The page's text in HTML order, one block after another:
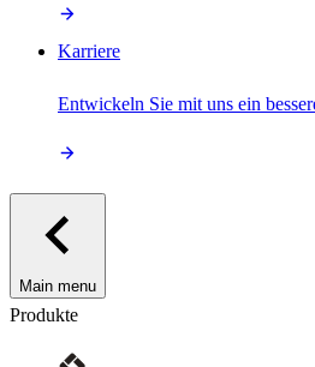
Karriere
Entwickeln Sie mit uns ein
Main menu
Produkte